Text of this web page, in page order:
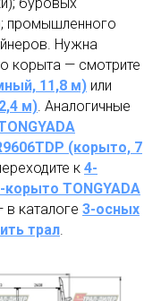
промышленного
Нужна
корыта — смотрите
11,8 м) или
м) . Аналогичные
(корыто, 7
к 4-
корыто TONGYADA
в каталоге 3-осных
трал